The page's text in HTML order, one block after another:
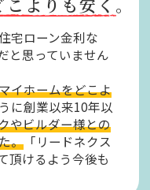
宅ローン金利な
と思っていません
イホームをどこよ
に創業以来10年以
やビルダー様との
。 「リードネクス
頂けるよう今後も